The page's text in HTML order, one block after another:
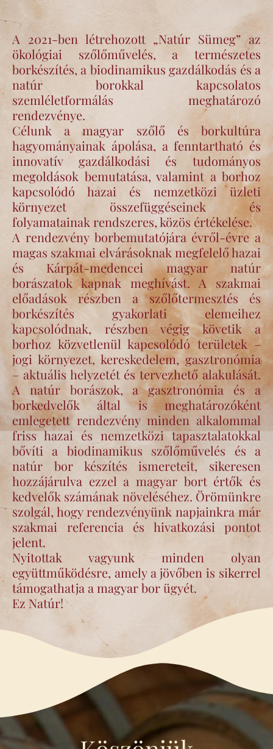
A 2021-ben létrehozott „Natúr Sümeg” az
ökológiai szőlőművelés, a természetes
borkészítés, a biodinamikus gazdálkodás és a
natúr borokkal kapcsolatos
szemléletformálás meghatározó
rendezvénye.
Célunk a magyar szőlő és borkultúra
hagyományainak ápolása, a fenntartható és
innovatív gazdálkodási és tudományos
megoldások bemutatása, valamint a borhoz
kapcsolódó hazai és nemzetközi üzleti
környezet összefüggéseinek és
folyamatainak rendszeres, közös értékelése.
A rendezvény borbemutatójára évről-évre a
magas szakmai elvárásoknak megfelelő hazai
és Kárpát-medencei magyar natúr
borászatok kapnak meghívást. A szakmai
előadások részben a szőlőtermesztés és
borkészítés gyakorlati elemeihez
kapcsolódnak, részben végig követik a
borhoz közvetlenül kapcsolódó területek –
jogi környezet, kereskedelem, gasztronómia
– aktuális helyzetét és tervezhető alakulását.
A natúr borászok, a gasztronómia és a
borkedvelők által is meghatározóként
emlegetett rendezvény minden alkalommal
friss hazai és nemzetközi tapasztalatokkal
bővíti a biodinamikus szőlőművelés és a
natúr bor készítés ismereteit, sikeresen
hozzájárulva ezzel a magyar bort értők és
kedvelők számának növeléséhez. Örömünkre
szolgál, hogy rendezvényünk napjainkra már
szakmai referencia és hivatkozási pontot
jelent.
Nyitottak vagyunk minden olyan
együttműködésre, amely a jövőben is sikerrel
támogathatja a magyar bor ügyét.
Ez Natúr!